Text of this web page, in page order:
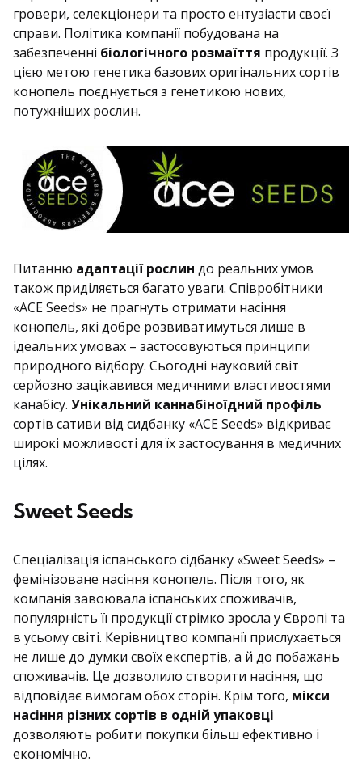
гровери, селекціонери та просто ентузіасти своєї
справи. Політика компанії побудована на
забезпеченні біологічного розмаїття продукції. З
цією метою генетика базових оригінальних сортів
конопель поєднується з генетикою нових,
потужніших рослин.
Питанню адаптації рослин до реальних умов
також приділяється багато уваги. Співробітники
«ACE Seeds» не прагнуть отримати насіння
конопель, які добре розвиватимуться лише в
ідеальних умовах – застосовуються принципи
природного відбору. Сьогодні науковий світ
серйозно зацікавився медичними властивостями
канабісу. Унікальний каннабіноїдний профіль
сортів сативи від сидбанку «ACE Seeds» відкриває
широкі можливості для їх застосування в медичних
цілях.
Sweet Seeds
Спеціалізація іспанського сідбанку «Sweet Seeds» –
фемінізоване насіння конопель. Після того, як
компанія завоювала іспанських споживачів,
популярність її продукції стрімко зросла у Європі та
в усьому світі. Керівництво компанії прислухається
не лише до думки своїх експертів, а й до побажань
споживачів. Це дозволило створити насіння, що
відповідає вимогам обох сторін. Крім того, мікси
насіння різних сортів в одній упаковці
дозволяють робити покупки більш ефективно і
економічно.